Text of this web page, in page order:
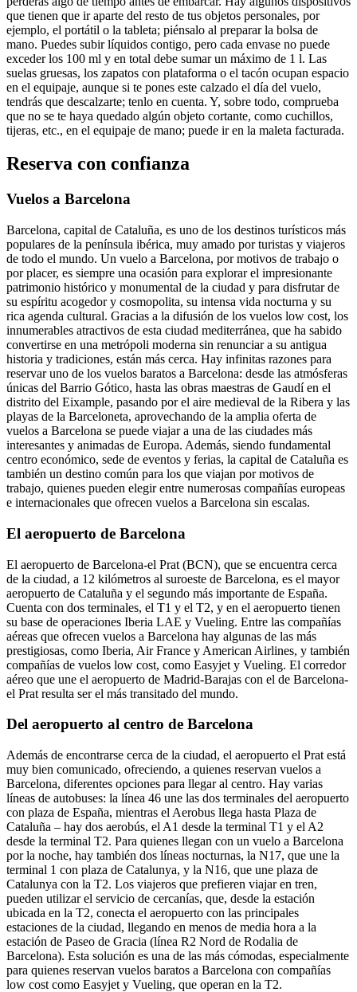
que tienen que ir aparte del resto de tus objetos personales, por
ejemplo, el portátil o la tableta; piénsalo al preparar la bolsa de
mano. Puedes subir líquidos contigo, pero cada envase no puede
exceder los 100 ml y en total debe sumar un máximo de 1 l. Las
suelas gruesas, los zapatos con plataforma o el tacón ocupan espacio
en el equipaje, aunque si te pones este calzado el día del vuelo,
tendrás que descalzarte; tenlo en cuenta. Y, sobre todo, comprueba
que no se te haya quedado algún objeto cortante, como cuchillos,
tijeras, etc., en el equipaje de mano; puede ir en la maleta facturada.
Reserva con confianza
Vuelos a Barcelona
Barcelona, capital de Cataluña, es uno de los destinos turísticos más
populares de la península ibérica, muy amado por turistas y viajeros
de todo el mundo. Un vuelo a Barcelona, por motivos de trabajo o
por placer, es siempre una ocasión para explorar el impresionante
patrimonio histórico y monumental de la ciudad y para disfrutar de
su espíritu acogedor y cosmopolita, su intensa vida nocturna y su
rica agenda cultural. Gracias a la difusión de los vuelos low cost, los
innumerables atractivos de esta ciudad mediterránea, que ha sabido
convertirse en una metrópoli moderna sin renunciar a su antigua
historia y tradiciones, están más cerca. Hay infinitas razones para
reservar uno de los vuelos baratos a Barcelona: desde las atmósferas
únicas del Barrio Gótico, hasta las obras maestras de Gaudí en el
distrito del Eixample, pasando por el aire medieval de la Ribera y las
playas de la Barceloneta, aprovechando de la amplia oferta de
vuelos a Barcelona se puede viajar a una de las ciudades más
interesantes y animadas de Europa. Además, siendo fundamental
centro económico, sede de eventos y ferias, la capital de Cataluña es
también un destino común para los que viajan por motivos de
trabajo, quienes pueden elegir entre numerosas compañías europeas
e internacionales que ofrecen vuelos a Barcelona sin escalas.
El aeropuerto de Barcelona
El aeropuerto de Barcelona-el Prat (BCN), que se encuentra cerca
de la ciudad, a 12 kilómetros al suroeste de Barcelona, es el mayor
aeropuerto de Cataluña y el segundo más importante de España.
Cuenta con dos terminales, el T1 y el T2, y en el aeropuerto tienen
su base de operaciones Iberia LAE y Vueling. Entre las compañías
aéreas que ofrecen vuelos a Barcelona hay algunas de las más
prestigiosas, como Iberia, Air France y American Airlines, y también
compañías de vuelos low cost, como Easyjet y Vueling. El corredor
aéreo que une el aeropuerto de Madrid-Barajas con el de Barcelona-
el Prat resulta ser el más transitado del mundo.
Del aeropuerto al centro de Barcelona
Además de encontrarse cerca de la ciudad, el aeropuerto el Prat está
muy bien comunicado, ofreciendo, a quienes reservan vuelos a
Barcelona, diferentes opciones para llegar al centro. Hay varias
líneas de autobuses: la línea 46 une las dos terminales del aeropuerto
con plaza de España, mientras el Aerobus llega hasta Plaza de
Cataluña – hay dos aerobús, el A1 desde la terminal T1 y el A2
desde la terminal T2. Para quienes llegan con un vuelo a Barcelona
por la noche, hay también dos líneas nocturnas, la N17, que une la
terminal 1 con plaza de Catalunya, y la N16, que une plaza de
Catalunya con la T2. Los viajeros que prefieren viajar en tren,
pueden utilizar el servicio de cercanías, que, desde la estación
ubicada en la T2, conecta el aeropuerto con las principales
estaciones de la ciudad, llegando en menos de media hora a la
estación de Paseo de Gracia (línea R2 Nord de Rodalia de
Barcelona). Esta solución es una de las más cómodas, especialmente
para quienes reservan vuelos baratos a Barcelona con compañías
low cost como Easyjet y Vueling, que operan en la T2.